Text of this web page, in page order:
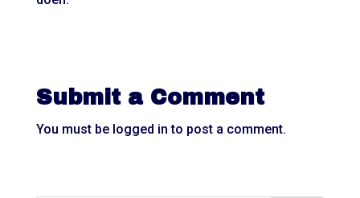
Submit a Comment
You must be logged in to post a comment.